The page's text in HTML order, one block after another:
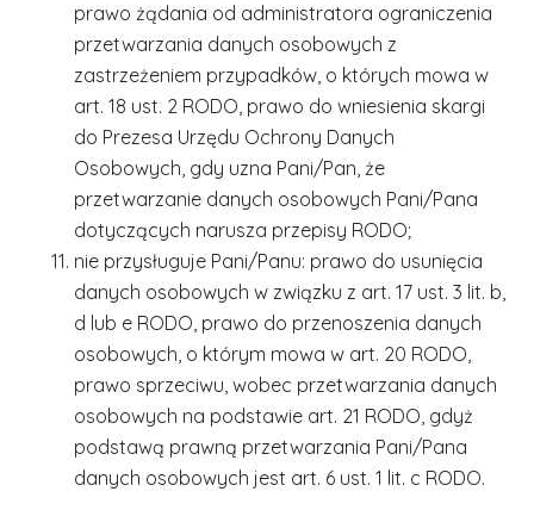
prawo żądania od administratora ograniczenia
przetwarzania danych osobowych z
zastrzeżeniem przypadków, o których mowa w
art. 18 ust. 2 RODO, prawo do wniesienia skargi
do Prezesa Urzędu Ochrony Danych
Osobowych, gdy uzna Pani/Pan, że
przetwarzanie danych osobowych Pani/Pana
dotyczących narusza przepisy RODO;
nie przysługuje Pani/Panu: prawo do usunięcia
danych osobowych w związku z art. 17 ust. 3 lit. b,
d lub e RODO, prawo do przenoszenia danych
osobowych, o którym mowa w art. 20 RODO,
prawo sprzeciwu, wobec przetwarzania danych
osobowych na podstawie art. 21 RODO, gdyż
podstawą prawną przetwarzania Pani/Pana
danych osobowych jest art. 6 ust. 1 lit. c RODO.